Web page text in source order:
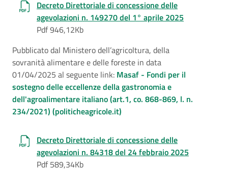
Decreto Direttoriale di concessione delle
agevolazioni n. 149270 del 1° aprile 2025
Pdf 946,12Kb
Pubblicato dal Ministero dell’agricoltura, della
sovranità alimentare e delle foreste in data
01/04/2025 al seguente link: Masaf - Fondi per il
sostegno delle eccellenze della gastronomia e
dell'agroalimentare italiano (art.1, co. 868-869, l. n.
234/2021) (politicheagricole.it)
Decreto Direttoriale di concessione delle
agevolazioni n. 84318 del 24 febbraio 2025
Pdf 589,34Kb